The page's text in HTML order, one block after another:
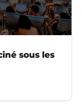
sous les